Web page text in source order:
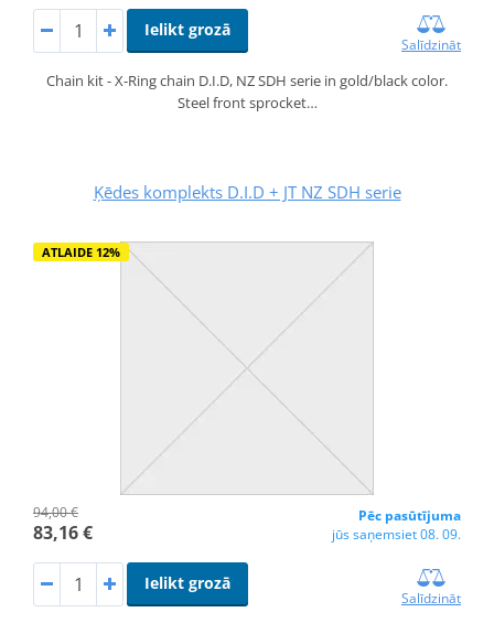
Ielikt grozā
Salīdzināt
Chain kit - X-Ring chain D.I.D, NZ SDH serie in gold/black color.
Steel front sprocket…
Ķēdes komplekts D.I.D + JT NZ SDH serie
ATLAIDE 12%
94,00 €
83,16 €
Pēc pasūtījuma
jūs saņemsiet 08. 09.
Ielikt grozā
Salīdzināt